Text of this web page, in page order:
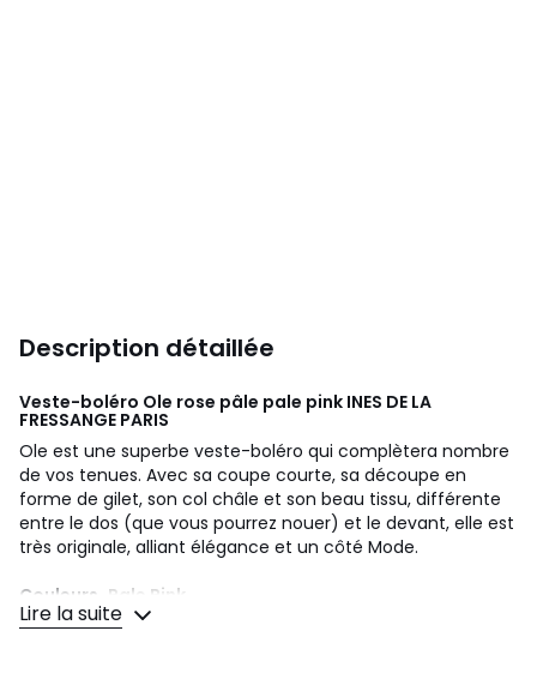
Description détaillée
Veste-boléro Ole rose pâle pale pink INES DE LA
FRESSANGE PARIS
Ole est une superbe veste-boléro qui complètera nombre
de vos tenues. Avec sa coupe courte, sa découpe en
forme de gilet, son col châle et son beau tissu, différente
entre le dos (que vous pourrez nouer) et le devant, elle est
très originale, alliant élégance et un côté Mode.
Couleurs Pale Pink
Tailles 34, 36, 38, 40, 42, 44
Lire la suite